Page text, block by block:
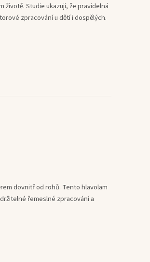
Studie ukazují, že pravidelná
zpracování u dětí i dospělých.
dovnitř od rohů. Tento hlavolam
řemeslné zpracování a